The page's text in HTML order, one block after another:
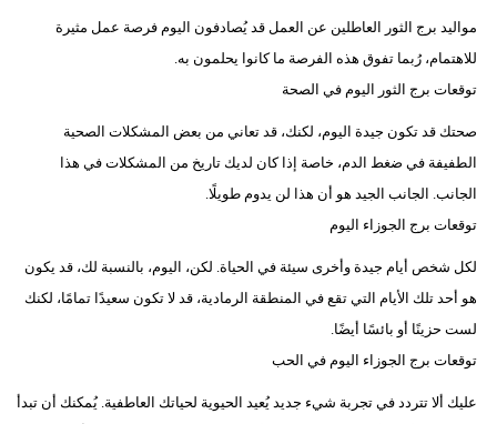
مواليد برج الثور العاطلين عن العمل قد يُصادفون اليوم فرصة عمل مثيرة
للاهتمام، رُبما تفوق هذه الفرصة ما كانوا يحلمون به.
توقعات برج الثور اليوم في الصحة
صحتك قد تكون جيدة اليوم، لكنك، قد تعاني من بعض المشكلات الصحية
الطفيفة في ضغط الدم، خاصة إذا كان لديك تاريخ من المشكلات في هذا
الجانب. الجانب الجيد هو أن هذا لن يدوم طويلًا.
توقعات برج الجوزاء اليوم
لكل شخص أيام جيدة وأخرى سيئة في الحياة. لكن، اليوم، بالنسبة لك، قد يكون
هو أحد تلك الأيام التي تقع في المنطقة الرمادية، قد لا تكون سعيدًا تمامًا، لكنك
لست حزينًا أو بائسًا أيضًا.
توقعات برج الجوزاء اليوم في الحب
عليك ألا تتردد في تجربة شيء جديد يُعيد الحيوية لحياتك العاطفية. يُمكنك أن تبدأ